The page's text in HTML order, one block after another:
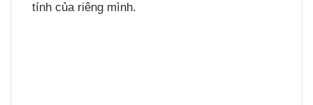
tính của riêng mình.